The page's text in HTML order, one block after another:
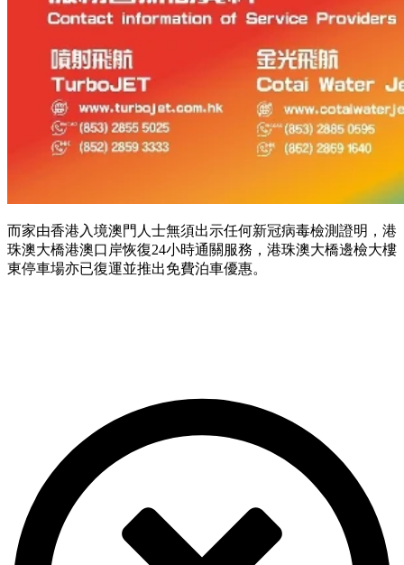
而家由香港入境澳門人士無須出示任何新冠病毒檢測證明，港
珠澳大橋港澳口岸恢復24小時通關服務，港珠澳大橋邊檢大樓
東停車場亦已復運並推出免費泊車優惠。